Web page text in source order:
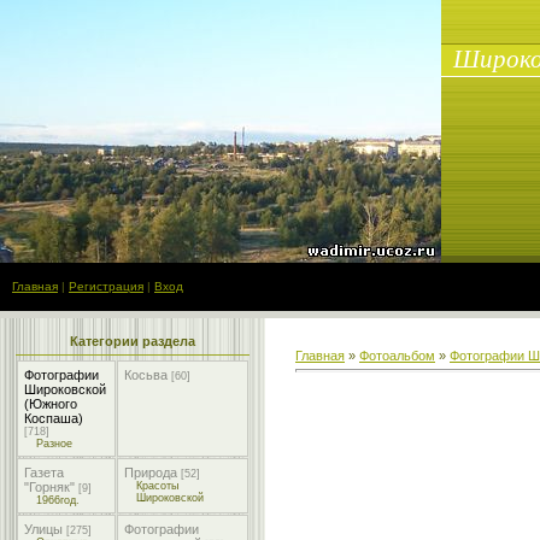
Главная | Регистрация | Вход
Категории раздела
Фотографии
Широковской
(Южного
Коспаша)
[718]
Разное
Косьва [60]
Газета
"Горняк" [9]
1966год.
Природа [52]
Красоты
Широковской
Улицы [275]
Фотографии
Главная » Фотоальбом » Фотографии